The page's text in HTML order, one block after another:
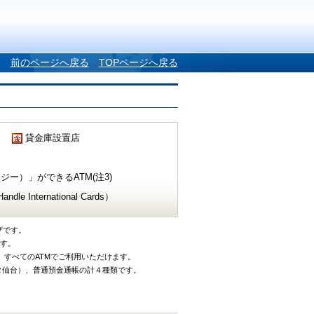
前のページへ戻る TOPページへ戻る
貸金庫設置店
ー）」ができるATM(注3)
International Cards）
す。
。
べてのATMでご利用いただけます。
台）、普通預金通帳の計４種類です。